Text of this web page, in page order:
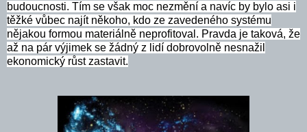
budoucnosti. Tím se však moc nezmění a navíc by bylo asi i
těžké vůbec najít někoho, kdo ze zavedeného systému
nějakou formou materiálně neprofitoval. Pravda je taková, že
až na pár výjimek se žádný z lidí dobrovolně nesnažil
ekonomický růst zastavit.